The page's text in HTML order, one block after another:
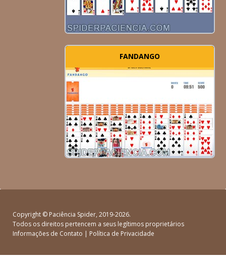
FANDANGO
Copyright © Paciência Spider, 2019-2026.
Todos os direitos pertencem a seus legítimos proprietários
Informações de Contato | Política de Privacidade